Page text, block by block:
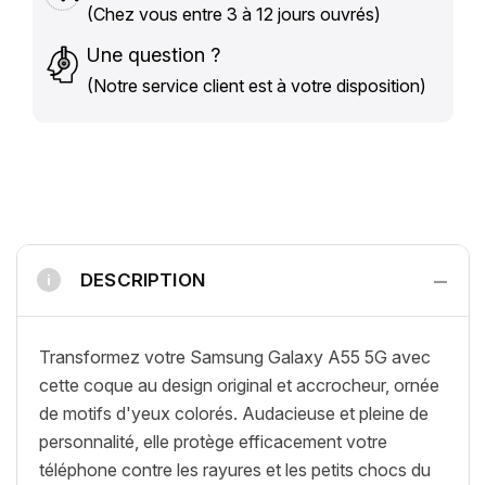
(Chez vous entre 3 à 12 jours ouvrés)
Une question ?
(Notre service client est à votre disposition)
i DESCRIPTION −
Transformez votre Samsung Galaxy A55 5G avec
cette coque au design original et accrocheur, ornée
de motifs d'yeux colorés. Audacieuse et pleine de
personnalité, elle protège efficacement votre
téléphone contre les rayures et les petits chocs du